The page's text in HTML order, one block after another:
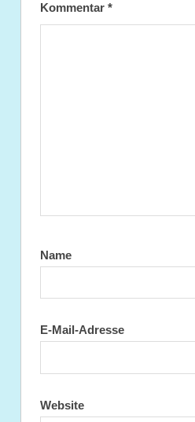
Kommentar *
Name
E-Mail-Adresse
Website